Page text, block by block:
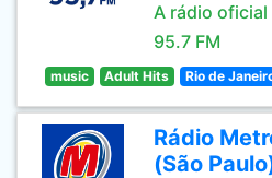
A rádio oficial
95.7 FM
music Adult Hits Rio de
Rádio
(São